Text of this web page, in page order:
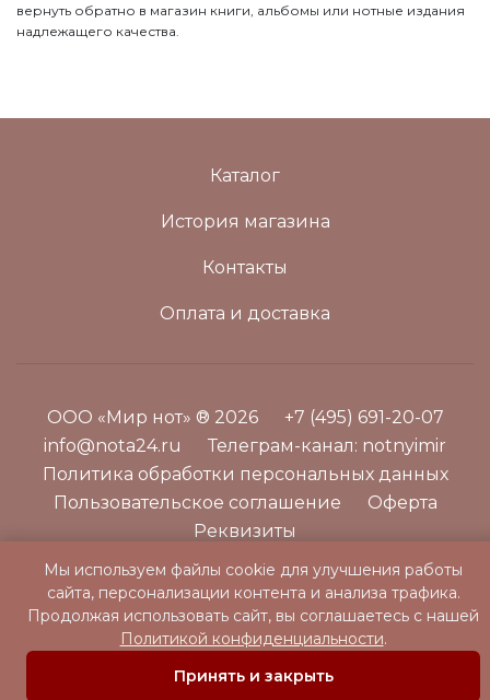
вернуть обратно в магазин книги, альбомы или нотные издания
надлежащего качества.
Каталог
История магазина
Контакты
Оплата и доставка
ООО «Мир нот» ® 2026
+7 (495) 691-20-07
info@nota24.ru
Телеграм-канал: notnyimir
Политика обработки персональных данных
Пользовательское соглашение
Оферта
Реквизиты
Мы используем файлы cookie для улучшения работы
сайта, персонализации контента и анализа трафика.
Продолжая использовать сайт, вы соглашаетесь с нашей
Политикой конфиденциальности.
Принять и закрыть